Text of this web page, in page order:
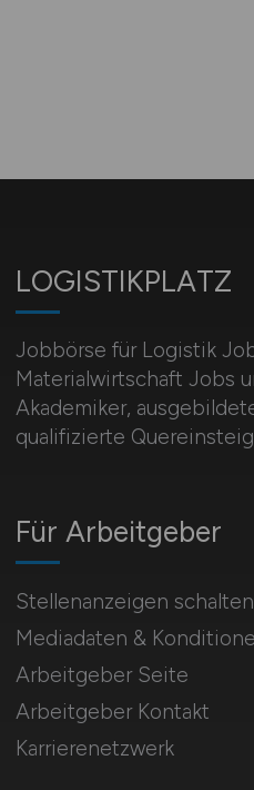
LOGISTIKPLATZ
Jobbörse für Logistik
Materialwirtschaft Jobs
Akademiker,
qualifizierte
Für Arbeitgeber
Stellenanzeigen schalten
Mediadaten &
Arbeitgeber Seite
Arbeitgeber Kontakt
Karrierenetzwerk